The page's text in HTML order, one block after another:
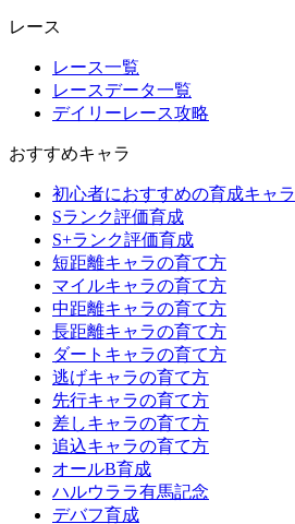
レース
レース一覧
レースデータ一覧
デイリーレース攻略
おすすめキャラ
初心者におすすめの育成キャラ
Sランク評価育成
S+ランク評価育成
短距離キャラの育て方
マイルキャラの育て方
中距離キャラの育て方
長距離キャラの育て方
ダートキャラの育て方
逃げキャラの育て方
先行キャラの育て方
差しキャラの育て方
追込キャラの育て方
オールB育成
ハルウララ有馬記念
デバフ育成